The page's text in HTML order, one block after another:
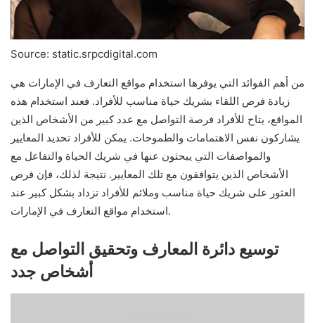
Source: static.srpcdigital.com
من أهم الفوائد التي يوفرها استخدام مواقع التعارف في الإمارات هي
زيادة فرص اللقاء بشريك حياة مناسب للأفراد. فعند استخدام هذه
المواقع، يتاح للأفراد فرصة التواصل مع عدد كبير من الأشخاص الذين
يشاركون نفس الاهتمامات والطموحات. يمكن للأفراد تحديد المعايير
والمواصفات التي يبحثون عنها في شريك الحياة والتفاعل مع
الأشخاص الذين يتوافقون مع تلك المعايير. نتيجة لذلك، فإن فرص
العثور على شريك حياة مناسب وملائم للأفراد تزداد بشكل كبير عند
استخدام مواقع التعارف في الإمارات.
توسيع دائرة المعارف وتحقيق التواصل مع
أشخاص جدد